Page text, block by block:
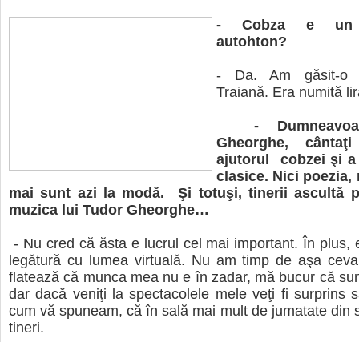
- Cobza e un
autohton?
- Da. Am găsit-o
Traiană. Era numită
-
Gheorghe,
ajutorul cobzei şi a
clasice. Nici poezia,
mai sunt azi la modă. Şi totuşi, tinerii ascultă
muzica lui Tudor Gheorghe…
- Nu cred că ăsta e lucrul cel mai important. În plus,
legătură cu lumea virtuală. Nu am timp de aşa
flatează că munca mea nu e în zadar, mă bucur că
dar dacă veniţi la spectacolele mele veţi fi surprins
cum vă spuneam, că în sală mai mult de jumatate din
tineri.